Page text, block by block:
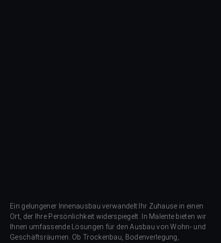
Ein gelungener Innenausbau verwandelt Ihr Zuhause in einen
Ort, der Ihre Persönlichkeit widerspiegelt. In Malente bieten wir
Ihnen umfassende Lösungen für den Ausbau von Wohn- und
Geschäftsräumen. Ob Trockenbau, Bodenverlegung,